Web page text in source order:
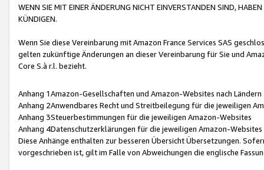
WENN SIE MIT EINER ÄNDERUNG NICHT EINVERSTANDEN SIND,
KÜNDIGEN.
Wenn Sie diese Vereinbarung mit Amazon France Services SAS
gelten zukünftige Änderungen an dieser Vereinbarung für Sie und
Core S.à r.l. bezieht.
Anhang 1Amazon-Gesellschaften und Amazon-Websites nach Ländern
Anhang 2Anwendbares Recht und Streitbeilegung für die jeweiligen
Anhang 3Steuerbestimmungen für die jeweiligen Amazon-Websites
Anhang 4Datenschutzerklärungen für die jeweiligen Amazon-Websites
Diese Anhänge enthalten zur besseren Übersicht Übersetzungen.
vorgeschrieben ist, gilt im Falle von Abweichungen die englische